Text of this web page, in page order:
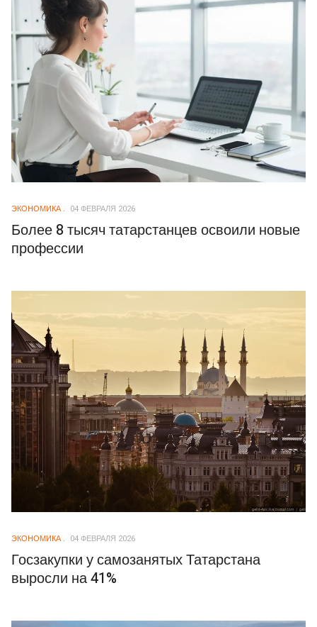
ЭКОНОМИКА 04 ФЕВРАЛЯ 2026
Более 8 тысяч татарстанцев освоили новые
профессии
ЭКОНОМИКА 04 ФЕВРАЛЯ 2026
Госзакупки у самозанятых Татарстана
выросли на 41%